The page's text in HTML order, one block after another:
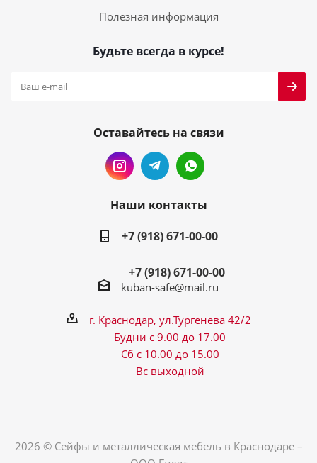
Полезная информация
Будьте всегда в курсе!
Оставайтесь на связи
Наши контакты
+7 (918) 671-00-00
+7 (918) 671-00-00
kuban-safe@mail.ru
г. Краснодар, ул.Тургенева 42/2
Будни с 9.00 до 17.00
Сб с 10.00 до 15.00
Вс выходной
2026 © Сейфы и металлическая мебель в Краснодаре –